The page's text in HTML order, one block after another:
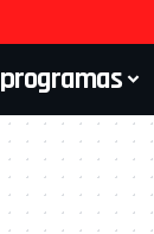
programas